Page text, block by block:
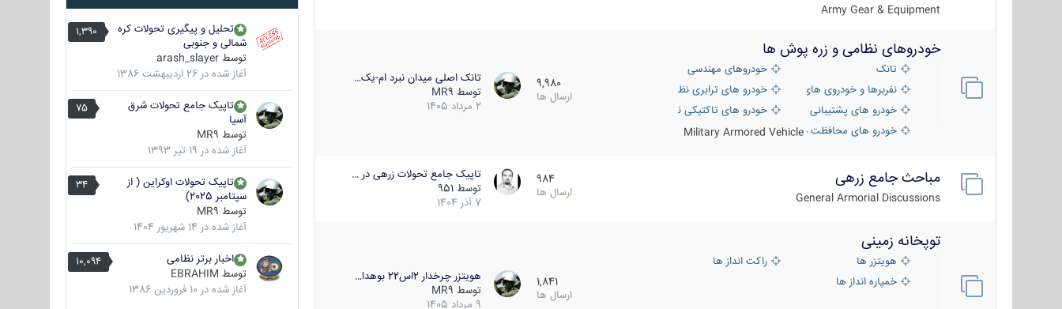
Army Gear & Equipment
خودروهای نظامی و زره پوش ها
تانک
خودروهای مهندسی
نفربرها و خودروی های رزمی پیاده نظامخودرو های ترابری نظامی
خودرو های پشتیبانی آتش ، شناسایی و ضد تانک
خودرو های تاکتیکی نظامی
خودرو های محافظت شدهMilitary Armored Vehicle
9,980
ارسال ها
تانک اصلی میدان نبرد ام-یک…
توسط MR9
2 مرداد 1405
مباحث جامع زرهی
General Armorial Discussions
984
ارسال ها
تاپیک جامع تحولات زرهی در …
توسط 951
7 آذر 1404
توپخانه زمینی
هویتزر ها
راکت انداز ها
خمپاره انداز ها
1,841
ارسال ها
هویتزر چرخدار 2اس22 بوهدا…
توسط MR9
9 مرداد 1405
1,390
تحلیل و پیگیری تحولات کره
شمالی و جنوبی
توسط arash_slayer
آغاز شده در 26 اردیبهشت 1386
75
تاپیک جامع تحولات شرق
آسیا
توسط MR9
آغاز شده در 19 تیر 1393
34
تاپیک تحولات اوکراین ( از
سپتامبر 2025)
توسط MR9
آغاز شده در 14 شهریور 1404
10,094
اخبار برتر نظامی
توسط EBRAHIM
آغاز شده در 10 فروردین 1386